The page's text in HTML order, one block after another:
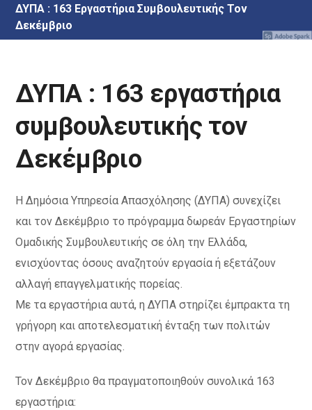
ΔΥΠΑ : 163 Εργαστήρια Συμβουλευτικής Τον
Δεκέμβριο
ΔΥΠΑ : 163 εργαστήρια
συμβουλευτικής τον
Δεκέμβριο
Η Δημόσια Υπηρεσία Απασχόλησης (ΔΥΠΑ) συνεχίζει
και τον Δεκέμβριο το πρόγραμμα δωρεάν Εργαστηρίων
Ομαδικής Συμβουλευτικής σε όλη την Ελλάδα,
ενισχύοντας όσους αναζητούν εργασία ή εξετάζουν
αλλαγή επαγγελματικής πορείας.
Με τα εργαστήρια αυτά, η ΔΥΠΑ στηρίζει έμπρακτα τη
γρήγορη και αποτελεσματική ένταξη των πολιτών
στην αγορά εργασίας.
Τον Δεκέμβριο θα πραγματοποιηθούν συνολικά 163
εργαστήρια: